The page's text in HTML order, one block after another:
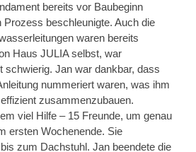
bereits vor Baubeginn
Prozess beschleunigte. Auch die
waren bereits
Haus JULIA selbst, war
schwierig. Jan war dankbar, dass
nummeriert waren, was ihm
zusammenzubauen.
viel Hilfe – 15 Freunde, um genau
ersten Wochenende. Sie
zum Dachstuhl. Jan beendete die